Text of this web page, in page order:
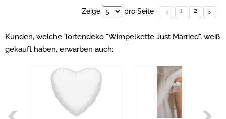
Zeige pro Seite 1 2
Kunden, welche Tortendeko "Wimpelkette Just Married", weiß
gekauft haben, erwarben auch: